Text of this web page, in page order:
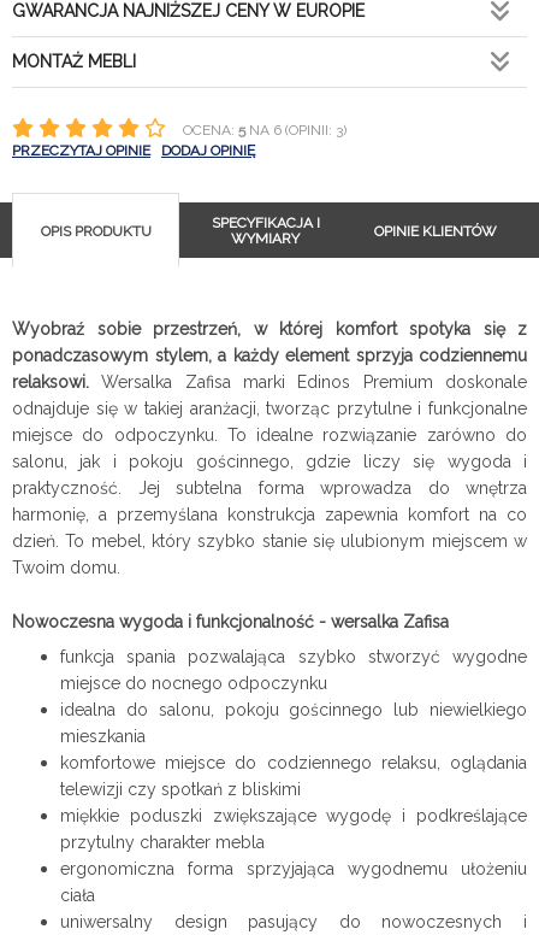
GWARANCJA NAJNIŻSZEJ CENY W EUROPIE
MONTAŻ MEBLI
OCENA: 5NA 6 (OPINII: 3)
PRZECZYTAJ OPINIE
DODAJ OPINIĘ
OPIS PRODUKTU
SPECYFIKACJA I
WYMIARY
OPINIE KLIENTÓW
Wyobraź sobie przestrzeń, w której komfort spotyka się z
ponadczasowym stylem, a każdy element sprzyja codziennemu
relaksowi.Wersalka Zafisa marki Edinos Premium doskonale
odnajduje się w takiej aranżacji, tworząc przytulne i funkcjonalne
miejsce do odpoczynku. To idealne rozwiązanie zarówno do
salonu, jak i pokoju gościnnego, gdzie liczy się wygoda i
praktyczność. Jej subtelna forma wprowadza do wnętrza
harmonię, a przemyślana konstrukcja zapewnia komfort na co
dzień. To mebel, który szybko stanie się ulubionym miejscem w
Twoim domu.
Nowoczesna wygoda i funkcjonalność - wersalka Zafisa
funkcja spania pozwalająca szybko stworzyć wygodne
miejsce do nocnego odpoczynku
idealna do salonu, pokoju gościnnego lub niewielkiego
mieszkania
komfortowe miejsce do codziennego relaksu, oglądania
telewizji czy spotkań z bliskimi
miękkie poduszki zwiększające wygodę i podkreślające
przytulny charakter mebla
ergonomiczna forma sprzyjająca wygodnemu ułożeniu
ciała
uniwersalny design pasujący do nowoczesnych i